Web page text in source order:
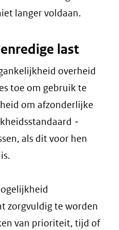
langer voldaan.
last
overheid
toe om gebruik te
om afzonderlijke
-
als dit voor hen
zorgvuldig te worden
van prioriteit, tijd of